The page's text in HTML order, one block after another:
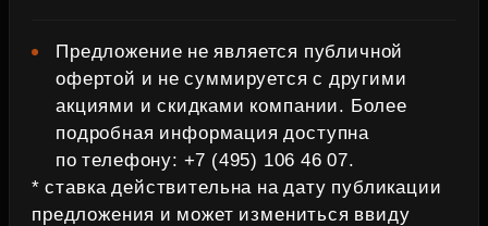
Предложение не является публичной
офертой и не суммируется с другими
акциями и скидками компании. Более
подробная информация доступна
по телефону: +7 (495) 106 46 07.
* ставка действительна на дату публикации
предложения и может измениться ввиду